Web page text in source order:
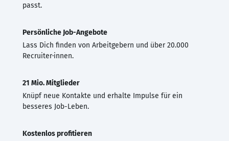
passt.
Persönliche Job-Angebote
Lass Dich finden von Arbeitgebern und über 20.000
Recruiter·innen.
21 Mio. Mitglieder
Knüpf neue Kontakte und erhalte Impulse für ein
besseres Job-Leben.
Kostenlos profitieren